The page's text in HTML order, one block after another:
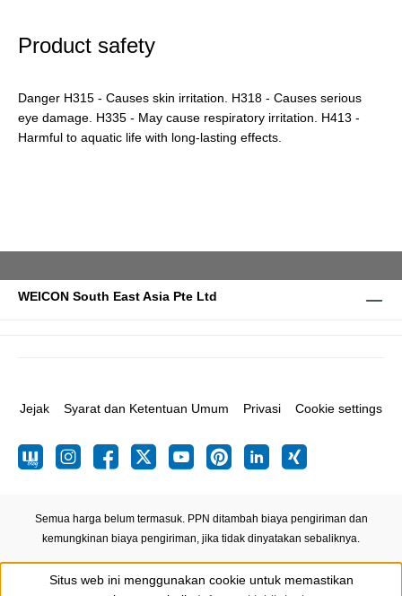
Product safety
Danger H315 - Causes skin irritation. H318 - Causes serious
eye damage. H335 - May cause respiratory irritation. H413 -
Harmful to aquatic life with long-lasting effects.
WEICON South East Asia Pte Ltd
Jejak Syarat dan Ketentuan Umum Privasi Cookie settings
Semua harga belum termasuk. PPN ditambah biaya pengiriman dan
kemungkinan biaya pengiriman, jika tidak dinyatakan sebaliknya.
Situs web ini menggunakan cookie untuk memastikan